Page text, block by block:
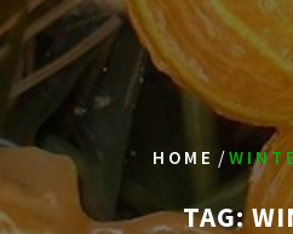
HOME /
TAG: